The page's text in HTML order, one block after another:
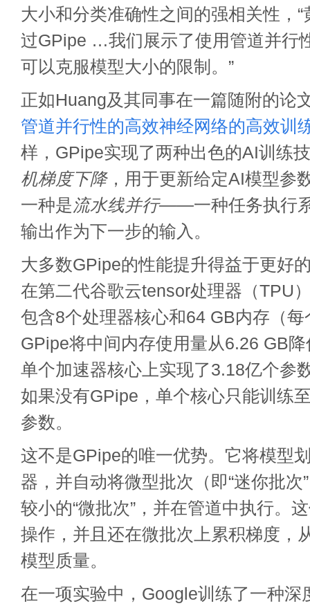
大小和分类准确性之间的强相关性，“
过GPipe …我们展示了使用管道并行
可以克服模型大小的限制。”
正如Huang及其同事在一篇随附的论
管道并行性的高效神经网络的高效训
样，GPipe实现了两种出色的AI训练
机梯度下降，用于更新给定AI模型参
一种是流水线并行——一种任务执行
输出作为下一步的输入。
大多数GPipe的性能提升得益于更好
在第二代谷歌云tensor处理器（TPU
包含8个处理器核心和64 GB内存（
GPipe将中间内存使用量从6.26 GB
单个加速器核心上实现了3.18亿个参
如果没有GPipe，单个核心只能训练
参数。
这不是GPipe的唯一优势。它将模型
器，并自动将微型批次（即“迷你批次
较小的“微批次”，并在管道中执行。
操作，并且还在微批次上累积梯度，
模型质量。
在一项实验中，Google训练了一种深